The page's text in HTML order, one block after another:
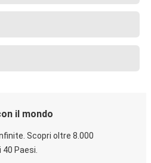
il mondo
Scopri oltre 8.000
Paesi.